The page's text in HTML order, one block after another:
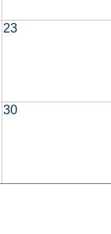
23
30